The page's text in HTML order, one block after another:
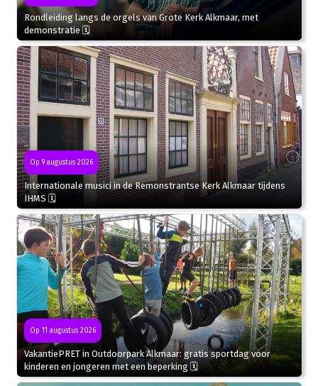
Rondleiding langs de orgels van Grote Kerk Alkmaar, met
demonstratie 🗓
Op 9 augustus 2026
Internationale musici in de Remonstrantse Kerk Alkmaar tijdens
IHMS 🗓
Op 11 augustus 2026
VakantiePRET in Outdoorpark Alkmaar: gratis sportdag voor
kinderen en jongeren met een beperking 🗓